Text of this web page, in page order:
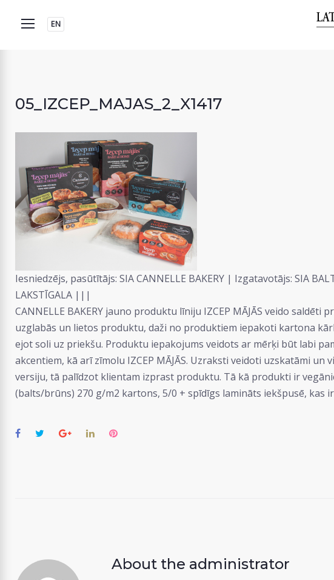
EN
05_IZCEP_MAJAS_2_X1417
Iesniedzējs, pasūtītājs: SIA CANNELLE BAKERY | Izgatavotājs: SIA
LAKSTĪGALA |||
CANNELLE BAKERY jauno produktu līniju IZCEP MĀJĀS veido
uzglabās un lietos produktu, daži no produktiem iepakoti kartona
ejot soli uz priekšu. Produktu iepakojums veidots ar mērķi būt labi
akcentiem, kā arī zīmolu IZCEP MĀJĀS. Uzraksti veidoti uzskatāmi
versiju, tā palīdzot klientam izprast produktu. Tā kā produkti ir
(balts/brūns) 270 g/m2 kartons, 5/0 + spīdīgs lamināts iekšpusē, kas
Facebook
TwitterGoogle+LinkedInPinterest
About the administrator